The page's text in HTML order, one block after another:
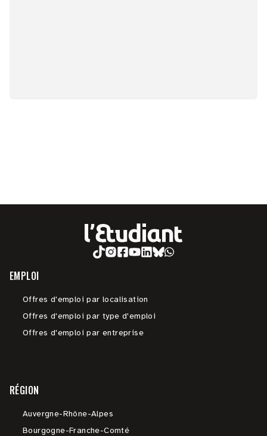
EMPLOI
Offres d'emploi par localisation
Offres d'emploi par type d'emploi
Offres d'emploi par entreprise
RÉGION
Auvergne-Rhône-Alpes
Bourgogne-Franche-Comté